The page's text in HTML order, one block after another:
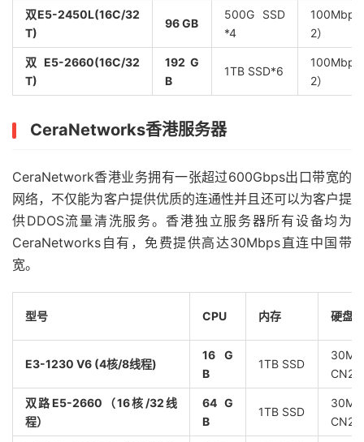
双E5-2450L(16C/32
T)
96 GB
500G SSD
*4
2）
双E5-2660(16C/32
T)
192 G
B
1TB SSD*6
2）
CeraNetworks香港服务器
CeraNetwork香港业务拥有一张超过600Gbps出口带宽的
网络，不仅能为客户提供优质的连通性并且还可以为客户提
供DDOS流量清洗服务。香港独立服务器所有设备均为
CeraNetworks自有，免费提供高达30Mbps直连中国带
宽。
型号 CPU 内存 硬盘
E3-1230 V6 (4核/8线程)
16 G
B
1TB SSD
CN2
双路E5-2660（16核/32线
程）
64 G
B
1TB SSD
CN2